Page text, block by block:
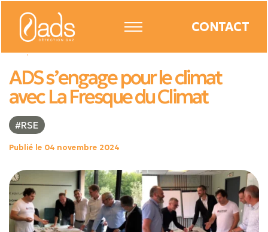
CONTACT
ADS Détection Gaz
Fresque du Climat
ADS s’engage pour le climat
avec La Fresque du Climat
#RSE
Publié le 04 novembre 2024